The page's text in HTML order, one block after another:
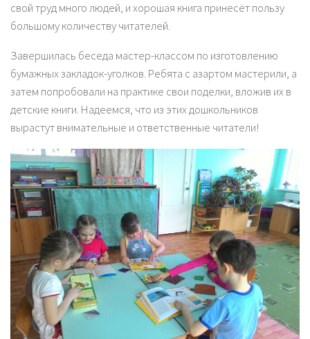
свой труд много людей, и хорошая книга принесёт пользу
большому количеству читателей.
Завершилась беседа мастер-классом по изготовлению
бумажных закладок-уголков. Ребята с азартом мастерили, а
затем попробовали на практике свои поделки, вложив их в
детские книги. Надеемся, что из этих дошкольников
вырастут внимательные и ответственные читатели!